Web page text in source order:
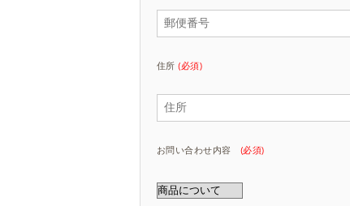
住所(必須)
お問い合わせ内容 (必須)